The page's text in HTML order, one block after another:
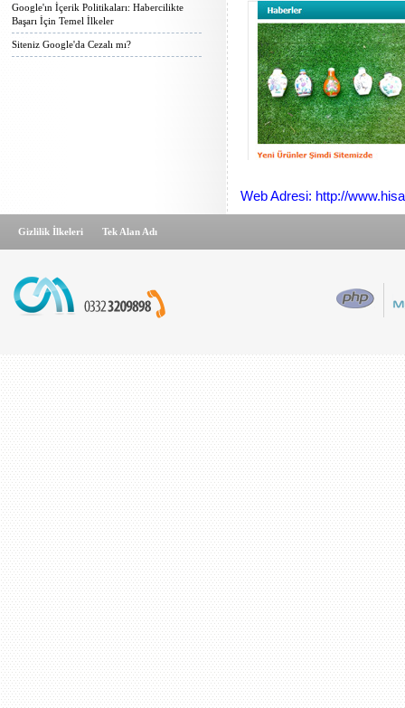
Google'ın İçerik Politikaları: Habercilikte
Başarı İçin Temel İlkeler
Siteniz Google'da Cezalı mı?
Web Adresi: http://
Gizlilik İlkeleri Tek Alan Adı